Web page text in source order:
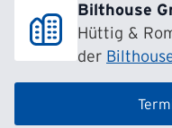
Bilthouse
Hüttig &
der